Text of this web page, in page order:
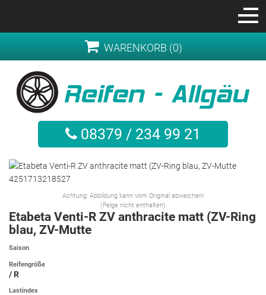
WARENKORB (0)
08379 / 234 99 21
Achtung: Abbildung kann vom Original abweichen!
(Felge nicht enthalten)
Etabeta Venti-R ZV anthracite matt (ZV-Ring
blau, ZV-Mutte
Saison
Reifengröße
/ R
Lastindex